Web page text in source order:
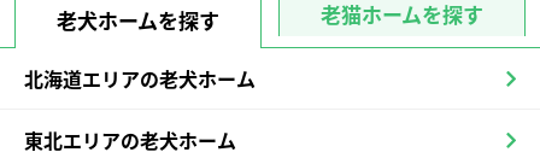
老犬ホームを探す 老猫ホームを探す
北海道エリアの老犬ホーム
東北エリアの老犬ホーム